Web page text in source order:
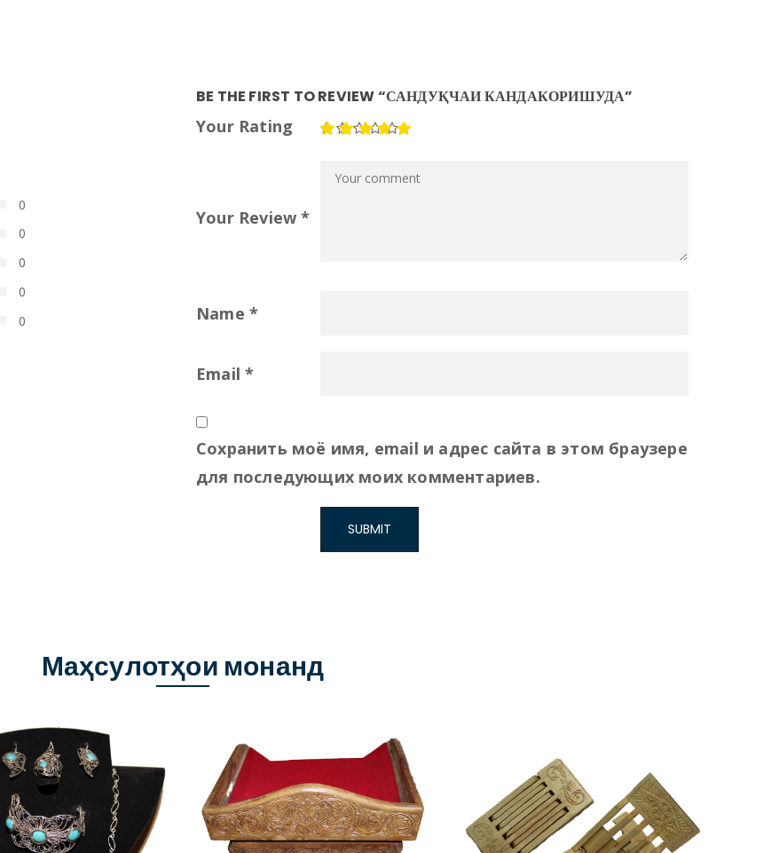
0
0
0
0
0
BE THE FIRST TO REVIEW “САНДУҚЧАИ КАНДАКОРИШУДА”
Your Rating
Your Review *
Name *
Email*
Сохранить моё имя, email и адрес сайта в этом браузере
для последующих моих комментариев.
Маҳсулотҳои монанд